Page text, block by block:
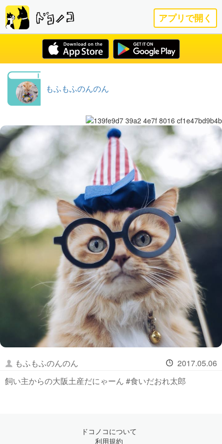
アプリで開く
もふもふのんのん
もふもふのんのん
2017.05.06
飼い主からの大阪土産だにゃーん #食いだおれ太郎
ドコノコについて
利用規約